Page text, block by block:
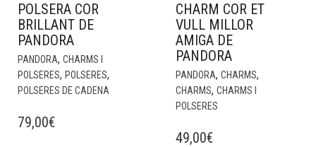
POLSERA COR
BRILLANT DE
PANDORA
PANDORA, CHARMS I
POLSERES, POLSERES,
POLSERES DE CADENA
79,00€
CHARM COR ET
VULL MILLOR
AMIGA DE
PANDORA
PANDORA, CHARMS,
CHARMS, CHARMS I
POLSERES
49,00€